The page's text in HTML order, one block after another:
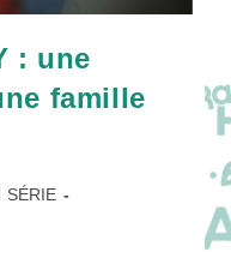
: une
famille
SÉRIE